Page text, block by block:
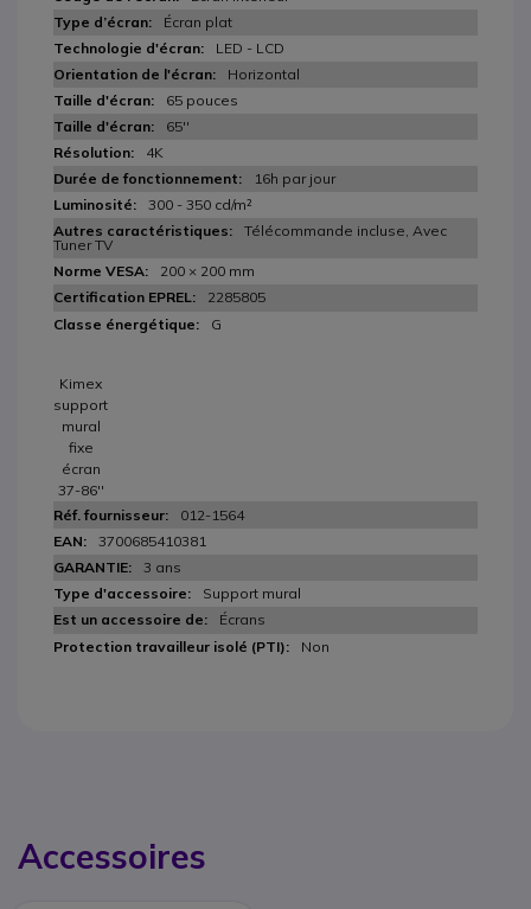
Écran plat
LED - LCD
Horizontal
65 pouces
65''
4K
16h par jour
300 - 350 cd/m²
Télécommande incluse, Avec
Tuner TV
200 × 200 mm
2285805
G
Kimex
support
mural
fixe
écran
37-86''
012-1564
3700685410381
3 ans
Support mural
Écrans
Non
Accessoires